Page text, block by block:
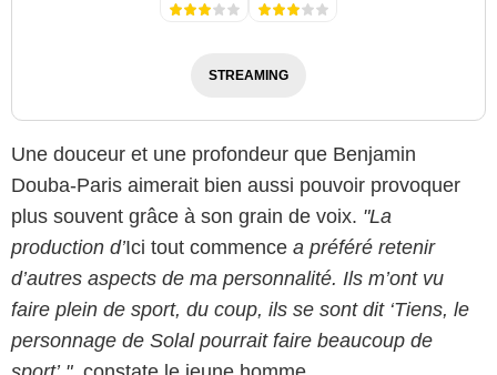
STREAMING
Une douceur et une profondeur que Benjamin
Douba-Paris aimerait bien aussi pouvoir provoquer
plus souvent grâce à son grain de voix. "La
production d’Ici tout commence a préféré retenir
d’autres aspects de ma personnalité. Ils m’ont vu
faire plein de sport, du coup, ils se sont dit ‘Tiens, le
personnage de Solal pourrait faire beaucoup de